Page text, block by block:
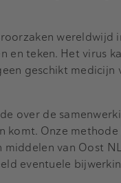
wereldwijd
en teken. Het virus
geschikt
over de
komt. Onze
van Oost
eventuele